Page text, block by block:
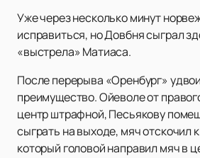
Уже через несколько минут
исправиться, но Довбня сыграл
«выстрела» Матиаса.
После перерыва «Оренбург»
преимущество. Ойеволе от
центр штрафной, Песьякову
сыграть на выходе, мяч отскочил
который головой направил мяч в